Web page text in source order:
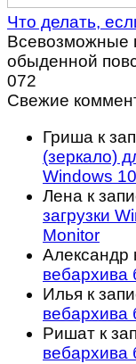
Что делать,
Всевозможные
обыденной
072
Свежие
Гриша к
(зеркало)
Windows
Лена к
загрузки
Monitor
Александр
вебархива
Илья к
вебархива
Ришат к
вебархива